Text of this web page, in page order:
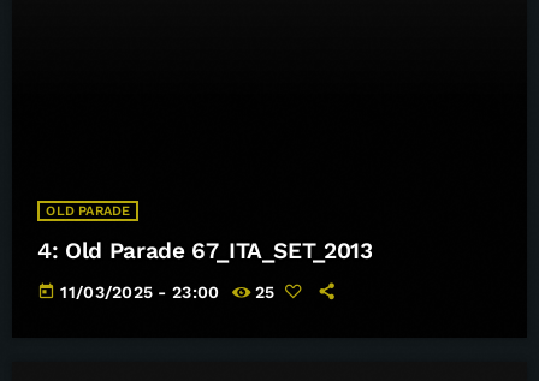
OLD PARADE
4: Old Parade 67_ITA_SET_2013
today 11/03/2025 - 23:00 25